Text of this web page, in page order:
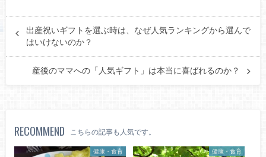
出産祝いギフトを選ぶ時は、なぜ人気ランキングから選んで
はいけないのか？
産後のママへの「人気ギフト」は本当に喜ばれるのか？
RECOMMEND こちらの記事も人気です。
健康・食育 健康・食育